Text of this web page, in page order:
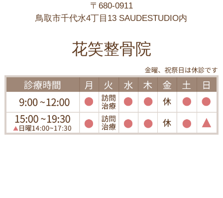
〒680-0911
鳥取市千代水4丁目13 SAUDESTUDIO内
花笑整骨院